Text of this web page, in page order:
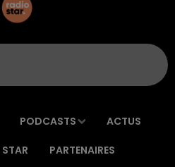
PODCASTS ACTUS
PARTENAIRES